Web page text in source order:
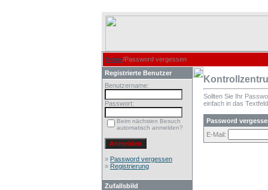
Home/Password vergessen
Registrierte Benutzer
Benutzername:
Passwort:
Beim nächsten Besuch
automatisch anmelden?
» Password vergessen
» Registrierung
Zufallsbild
Sollten Sie Ihr
einfach in das
Password
E-Mail: